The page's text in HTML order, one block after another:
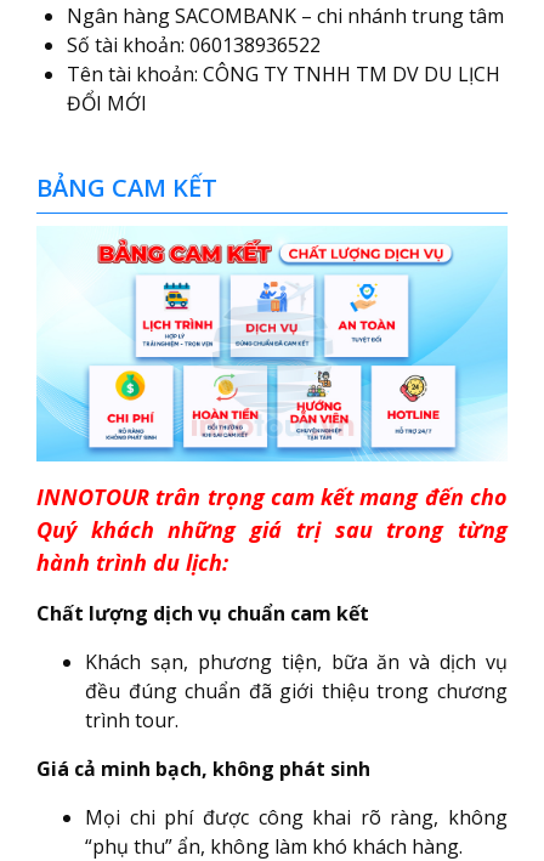
Ngân hàng SACOMBANK – chi nhánh trung tâm
Số tài khoản: 060138936522
Tên tài khoản: CÔNG TY TNHH TM DV DU LỊCH
ĐỔI MỚI
BẢNG CAM KẾT
INNOTOUR trân trọng cam kết mang đến cho
Quý khách những giá trị sau trong từng
hành trình du lịch:
Chất lượng dịch vụ chuẩn cam kết
Khách sạn, phương tiện, bữa ăn và dịch vụ
đều đúng chuẩn đã giới thiệu trong chương
trình tour.
Giá cả minh bạch, không phát sinh
Mọi chi phí được công khai rõ ràng, không
“phụ thu” ẩn, không làm khó khách hàng.